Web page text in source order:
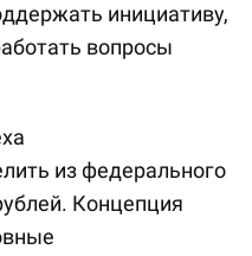
инициативу,
вопросы
из федерального
Концепция